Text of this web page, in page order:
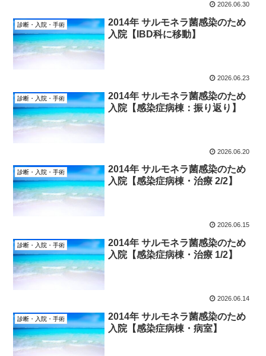
2026.06.30
診断・入院・手術
2014年 サルモネラ菌感染のため
入院【IBD科に移動】
2026.06.23
診断・入院・手術
2014年 サルモネラ菌感染のため
入院【感染症病棟：振り返り】
2026.06.20
診断・入院・手術
2014年 サルモネラ菌感染のため
入院【感染症病棟・治療 2/2】
2026.06.15
診断・入院・手術
2014年 サルモネラ菌感染のため
入院【感染症病棟・治療 1/2】
2026.06.14
診断・入院・手術
2014年 サルモネラ菌感染のため
入院【感染症病棟・病室】